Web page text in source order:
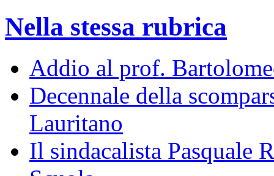
Nella stessa rubrica
Addio al prof.
Decennale della
Lauritano
Il sindacalista Pasquale